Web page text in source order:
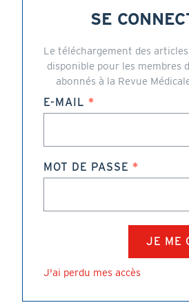
SE
Le téléchargement des
disponible pour les membres
abonnés à la Revue
E-MAIL
MOT DE PASSE
J'ai perdu mes accès